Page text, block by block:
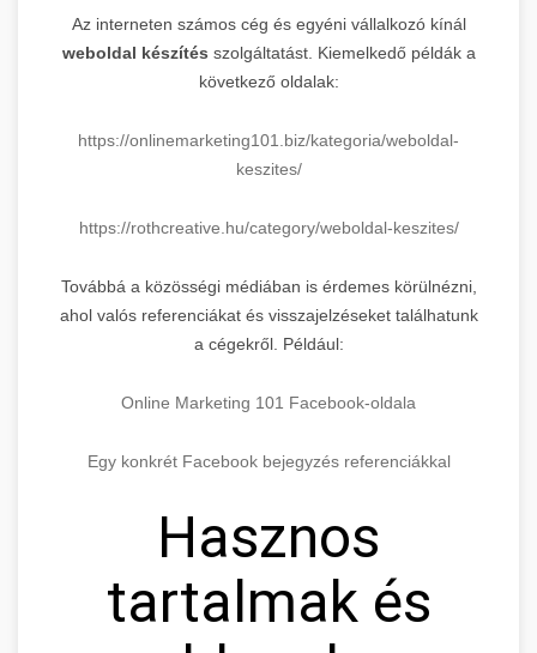
Az interneten számos cég és egyéni vállalkozó kínál
weboldal készítés szolgáltatást. Kiemelkedő példák a
következő oldalak:
https://onlinemarketing101.biz/kategoria/weboldal-
keszites/
https://rothcreative.hu/category/weboldal-keszites/
Továbbá a közösségi médiában is érdemes körülnézni,
ahol valós referenciákat és visszajelzéseket találhatunk
a cégekről. Például:
Online Marketing 101 Facebook-oldala
Egy konkrét Facebook bejegyzés referenciákkal
Hasznos
tartalmak és